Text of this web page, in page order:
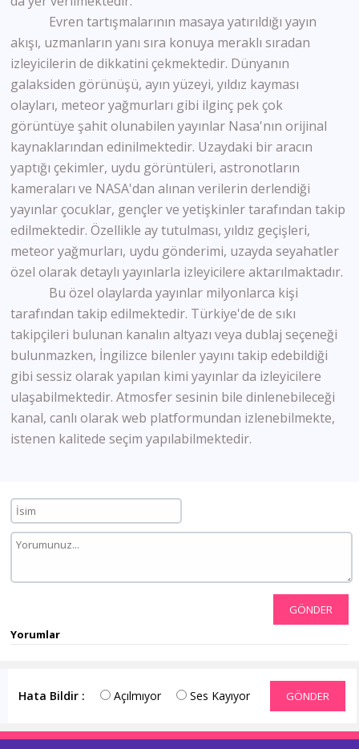
Evren tartışmalarının masaya yatırıldığı yayın
akışı, uzmanların yanı sıra konuya meraklı sıradan
izleyicilerin de dikkatini çekmektedir. Dünyanın
galaksiden görünüşü, ayın yüzeyi, yıldız kayması
olayları, meteor yağmurları gibi ilginç pek çok
görüntüye şahit olunabilen yayınlar Nasa'nın orijinal
kaynaklarından edinilmektedir. Uzaydaki bir aracın
yaptığı çekimler, uydu görüntüleri, astronotların
kameraları ve NASA'dan alınan verilerin derlendiği
yayınlar çocuklar, gençler ve yetişkinler tarafından takip
edilmektedir. Özellikle ay tutulması, yıldız geçişleri,
meteor yağmurları, uydu gönderimi, uzayda seyahatler
özel olarak detaylı yayınlarla izleyicilere aktarılmaktadır.
Bu özel olaylarda yayınlar milyonlarca kişi
tarafından takip edilmektedir. Türkiye'de de sıkı
takipçileri bulunan kanalın altyazı veya dublaj seçeneği
bulunmazken, İngilizce bilenler yayını takip edebildiği
gibi sessiz olarak yapılan kimi yayınlar da izleyicilere
ulaşabilmektedir. Atmosfer sesinin bile dinlenebileceği
kanal, canlı olarak web platformundan izlenebilmekte,
istenen kalitede seçim yapılabilmektedir.
GÖNDER
Yorumlar
Hata Bildir : Açılmıyor Ses Kayıyor GÖNDER